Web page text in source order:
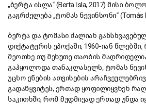
„ბერტა ისლა“ (Berta Isla, 2017) მისი
გაგრძელება „ტომას ნევინსონი“ (Tomás
ბერტა და ტომასი ძალიან
დიქტატურის ეპოქაში, 1960-იან
მეოთხე თუ მეხუთე თაობის
გაჰყოლოდა თანაკლასელს, ტომას
უცხო ენების ათვისების
გადაწყვიტეს, ერთად ყოფილიყვნენ
საკითხში, რომ მუდმივად ერთად უნდა